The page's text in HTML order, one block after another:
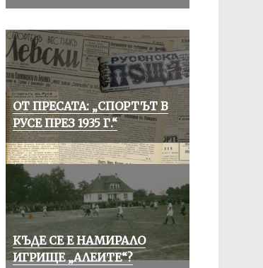
ОТ ПРЕСАТА: „СПОРТЪТ В
РУСЕ ПРЕЗ 1935 Г.“
КЪДЕ СЕ Е НАМИРАЛО
ИГРИЩЕ „АЛЕИТЕ“?